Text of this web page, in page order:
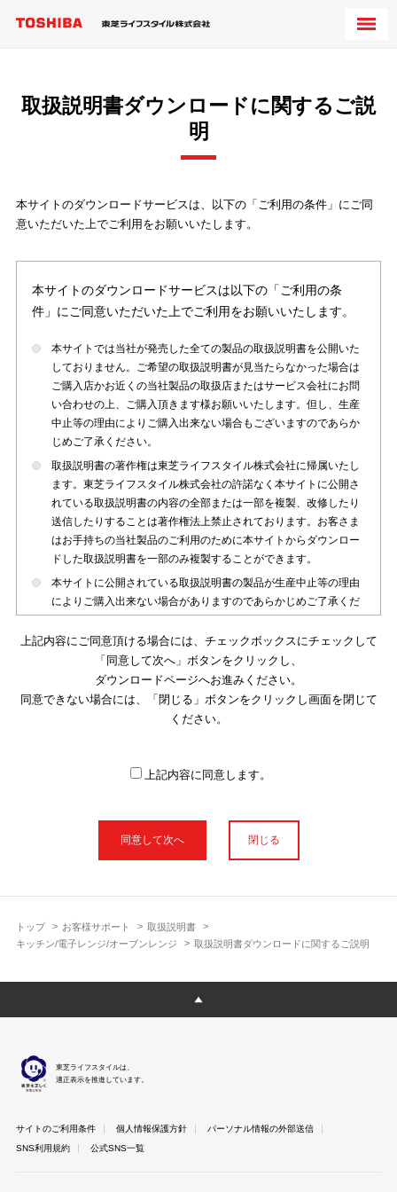
トップ お客様サポート
取扱説明書
キッチン/電子レンジ/オーブンレンジ
取扱説明書ダウンロードに関するご説明
取扱説明書ダウンロードに関するご説
明
本サイトのダウンロードサービスは、以下の「ご利用の条件」にご同
意いただいた上でご利用をお願いいたします。
本サイトのダウンロードサービスは以下の「ご利用の条
件」にご同意いただいた上でご利用をお願いいたします。
本サイトでは当社が発売した全ての製品の取扱説明書を公開いた
しておりません。ご希望の取扱説明書が見当たらなかった場合は
ご購入店かお近くの当社製品の取扱店またはサービス会社にお問
い合わせの上、ご購入頂きます様お願いいたします。但し、生産
中止等の理由によりご購入出来ない場合もございますのであらか
じめご了承ください。
取扱説明書の著作権は東芝ライフスタイル株式会社に帰属いたし
ます。東芝ライフスタイル株式会社の許諾なく本サイトに公開さ
れている取扱説明書の内容の全部または一部を複製、改修したり
送信したりすることは著作権法上禁止されております。お客さま
はお手持ちの当社製品のご利用のために本サイトからダウンロー
ドした取扱説明書を一部のみ複製することができます。
本サイトに公開されている取扱説明書の製品が生産中止等の理由
によりご購入出来ない場合がありますのであらかじめご了承くだ
本サイトに公開されている取扱説明書は、製品が発売された時点
のものを掲載しております。従いまして本サイトに掲載されてい
る取扱説明書の記載内容とお客さまがお持ちの製品の仕様がその
後のマイナーチェンジ等で変更になる場合がございます。本サイ
トに公開されている取扱説明書の内容とお手持ちの製品の仕様に
使用上のご注意や安全上のご注意、また測定基準や数値等は取扱
説明書が作成された時点での基準に応じた内容となっております
明書以外の印刷物が同梱されている場合がありますが、本サイト
ではそれらを全て公開しておりませんのであらかじめご了承くだ
本サイトのサービスは予告なく中止または内容を変更する場合が
ございますのであらかじめご了承ください。
さま以外からのお問い合わせにはお答えできない場合があります
のであらかじめご了承ください。
上記内容にご同意頂ける場合には、チェックボックスにチェックして
「同意して次へ」ボタンをクリックし、
ダウンロードページへお進みください。
同意できない場合には、「閉じる」ボタンをクリックし画面を閉じて
ください。
上記内容に同意します。
閉じる
東芝ライフスタイルは、
適正表示を推進しています。
サイトのご利用条件 個人情報保護方針
パーソナル情報の外部送信
SNS利用規約
公式SNS一覧